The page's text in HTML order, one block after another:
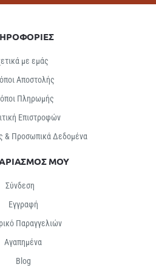
με εμάς
Αποστολής
Πληρωμής
Επιστροφών
& Προσωπικά Δεδομένα
ΜΟΥ
Σύνδεση
Εγγραφή
Παραγγελιών
Αγαπημένα
Βlog